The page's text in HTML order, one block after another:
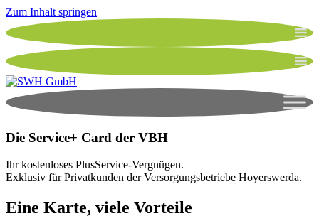
Zum Inhalt springen
Die Service+ Card der VBH
Ihr kostenloses PlusService-Vergnügen.
Exklusiv für Privatkunden der Versorgungsbetriebe Hoyerswerda.
Eine Karte, viele Vorteile